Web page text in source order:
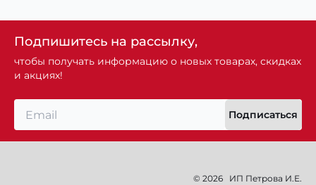
Подпишитесь на рассылку,
чтобы получать информацию о новых товарах, скидках
и акциях!
Подписаться
© 2026 ИП Петрова И.Е.